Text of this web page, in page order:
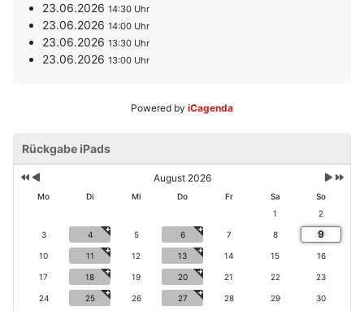
23.06.202614:30
23.06.202614:00
23.06.202613:30
23.06.202613:00
Powered by iCagenda
Rückgabe iPads
V
o
r
h
V
o
r
h
M
N
c
h
N
c
h
M
n
a
August 2026
Mo Di Mi Do Fr Sa
So
1
2
3 4 5 6 7 8 9
10 11 12 13 14 15 16
17 18 19 20 21 22 23
24 25 26 27 28 29 30